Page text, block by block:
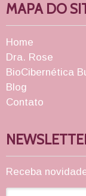
MAPA DO
Home
Dra. Rose
BioCibernética
Blog
Contato
Receba